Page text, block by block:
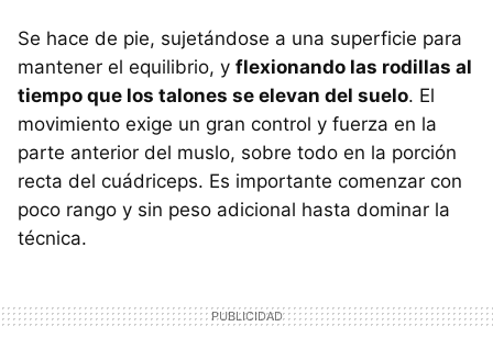
Se hace de pie, sujetándose a una superficie para
mantener el equilibrio, y flexionando las rodillas al
tiempo que los talones se elevan del suelo. El
movimiento exige un gran control y fuerza en la
parte anterior del muslo, sobre todo en la porción
recta del cuádriceps. Es importante comenzar con
poco rango y sin peso adicional hasta dominar la
técnica.